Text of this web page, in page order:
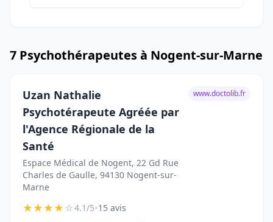
7 Psychothérapeutes à Nogent-sur-Marne
Uzan Nathalie
Psychotérapeute Agréée par
l'Agence Régionale de la
Santé
Espace Médical de Nogent, 22 Gd Rue
Charles de Gaulle, 94130 Nogent-sur-
Marne
www.doctolib.fr
★★★★☆4.1/5•15 avis